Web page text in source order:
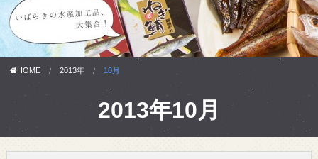
HOME 2013年 10月
2013年10月